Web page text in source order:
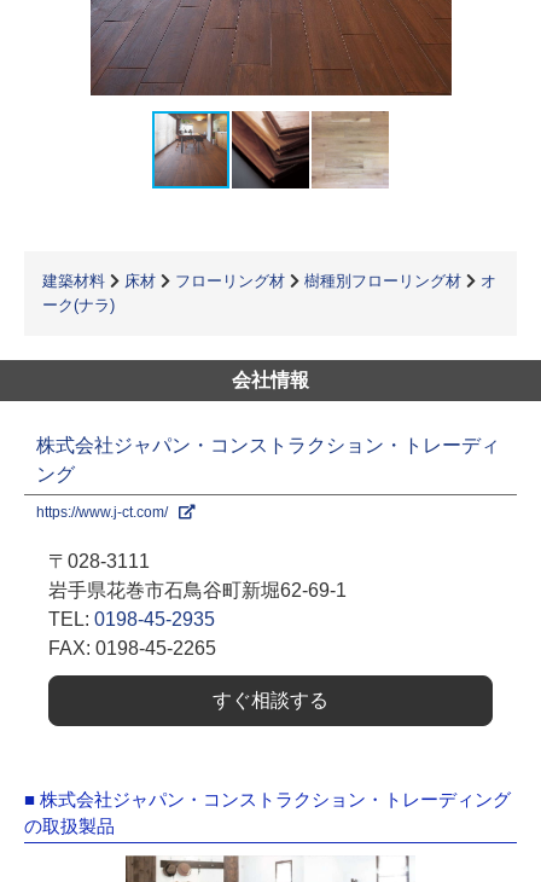
建築材料 床材 フローリング材 樹種別フローリング材
オ
ーク(ナラ)
会社情報
株式会社ジャパン・コンストラクション・トレーディ
ング
https://www.j-ct.com/
〒028-3111
岩手県花巻市石鳥谷町新堀62-69-1
TEL: 0198-45-2935
FAX: 0198-45-2265
すぐ相談する
■ 株式会社ジャパン・コンストラクション・トレーディング
の取扱製品